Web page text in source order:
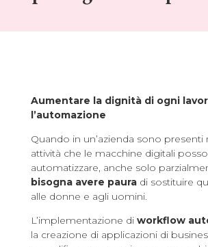
Aumentare la dignità di ogni
l’automazione
Quando in un’azienda sono
attività che le macchine digitali
automatizzare, anche solo
bisogna avere paura di sostituire
alle donne e agli uomini.
L’implementazione di workflow
la creazione di applicazioni di